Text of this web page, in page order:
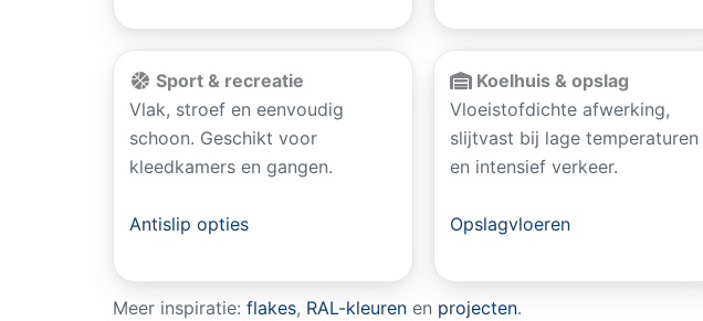
Sport & recreatie
Vlak, stroef en eenvoudig
schoon. Geschikt voor
kleedkamers en gangen.
Antislip opties
Koelhuis & opslag
Vloeistofdichte afwerking,
slijtvast bij lage temperaturen
en intensief verkeer.
Opslagvloeren
Meer inspiratie: flakes, RAL-kleuren en projecten.